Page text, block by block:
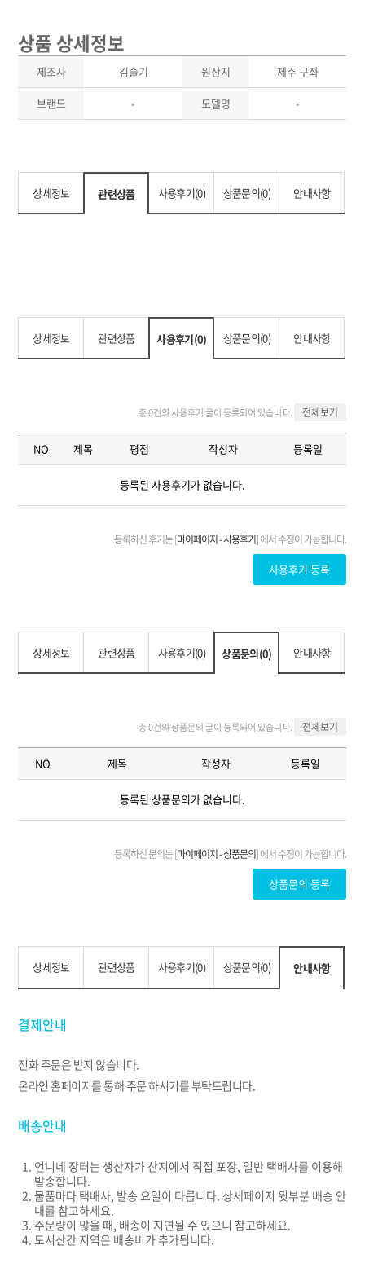
상품 상세정보
제조사 김슬기 원산지 제주 구좌
브랜드 - 모델명 -
상세정보 관련상품 사용후기(0) 상품문의(0) 안내사항
상세정보 관련상품 사용후기(0) 상품문의(0) 안내사항
상세정보 관련상품 사용후기(0) 상품문의(0) 안내사항
상세정보 관련상품 사용후기(0) 상품문의(0) 안내사항
결제안내
전화 주문은 받지 않습니다.
온라인 홈페이지를 통해 주문 하시기를 부탁드립니다.
배송안내
언니네 장터는 생산자가 산지에서 직접 포장, 일반 택배사를 이용해
발송합니다.
물품마다 택배사, 발송 요일이 다릅니다. 상세페이지 윗부분 배송 안
내를 참고하세요.
주문량이 많을 때, 배송이 지연될 수 있으니 참고하세요.
도서산간 지역은 배송비가 추가됩니다.